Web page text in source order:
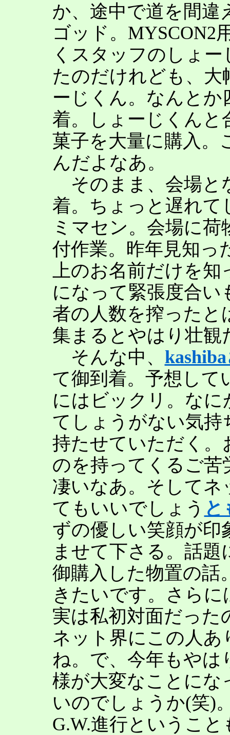
か、途中で道を間違
ゴッド。MYSCON2
くスタッフのしょ
たのだけれども、
ーじくん。なんとか
着。しょーじくんと
菓子を大量に購入。
んだよなあ。
そのまま、会場と
着。ちょっと遅れ
ミマセン。会場に
付作業。昨年見知っ
上のお名前だけを知
になって緊張度合い
者の人数を搾ったと
集まるとやはり壮観
そんな中、
て御到着。予想して
にはビックリ。な
てしょうがない気
持たせていただく
のを持ってくるご
凄いなあ。そして
てもいいでしょう と
ずの優しい笑顔が印
ませて下さる。話
御購入した物置の話
きたいです。さらに
実は私初対面だった
ネット界にこの人
ね。で、今年もやは
様が大変なことにな
いのでしょうか(笑)
G.W.進行というこ